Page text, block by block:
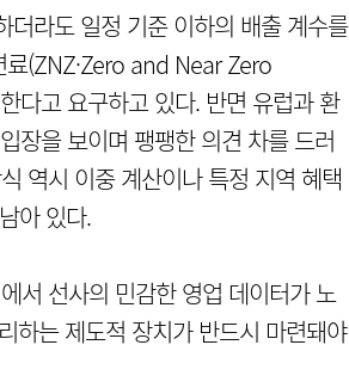
라도 일정 기준 이하의 배출 계수를
(ZNZ·Zero and Near Zero
다고 요구하고 있다. 반면 유럽과 환
장을 보이며 팽팽한 의견 차를 드러
역시 이중 계산이나 특정 지역 혜택
아 있다.
서 선사의 민감한 영업 데이터가 노
하는 제도적 장치가 반드시 마련돼야